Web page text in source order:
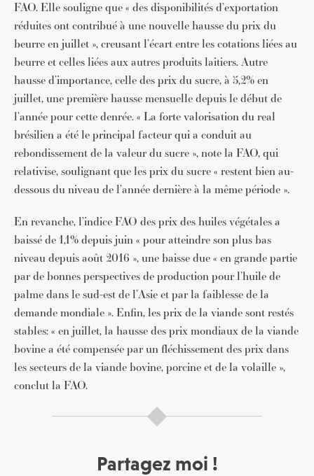
FAO. Elle souligne que « des disponibilités d’exportation
réduites ont contribué à une nouvelle hausse du prix du
beurre en juillet », creusant l’écart entre les cotations liées au
beurre et celles liées aux autres produits laitiers. Autre
hausse d’importance, celle des prix du sucre, à 5,2% en
juillet, une première hausse mensuelle depuis le début de
l’année pour cette denrée. « La forte valorisation du real
brésilien a été le principal facteur qui a conduit au
rebondissement de la valeur du sucre », note la FAO, qui
relativise, soulignant que les prix du sucre « restent bien au-
dessous du niveau de l’année dernière à la même période ».
En revanche, l’indice FAO des prix des huiles végétales a
baissé de 1,1% depuis juin « pour atteindre son plus bas
niveau depuis août 2016 », une baisse due « en grande partie
par de bonnes perspectives de production pour l’huile de
palme dans le sud-est de l’Asie et par la faiblesse de la
demande mondiale ». Enfin, les prix de la viande sont restés
stables: « en juillet, la hausse des prix mondiaux de la viande
bovine a été compensée par un fléchissement des prix dans
les secteurs de la viande bovine, porcine et de la volaille »,
conclut la FAO.
Partagez moi !